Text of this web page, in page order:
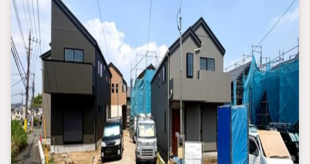
たくさんのお客様からのお言葉に感謝してこれからも楽しく素敵
なお家探しをお約束します。
お家探しを始めてみようと思われたらまずは、お気軽に東宝ハウ
ス町田に相談してみませんか？
スタッフ一同お客様のお問合せをお待ちしております。